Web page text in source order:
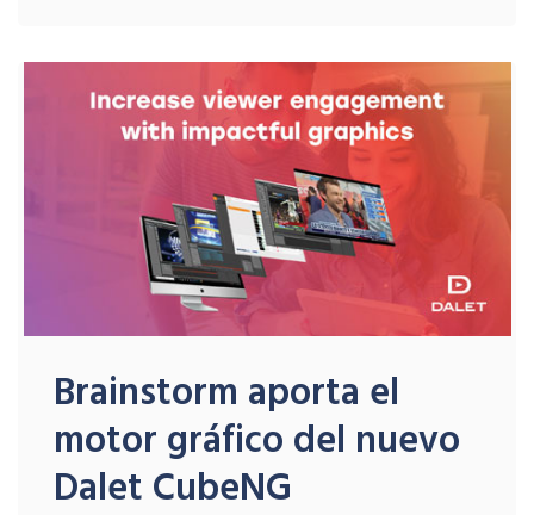
Brainstorm aporta el
motor gráfico del nuevo
Dalet CubeNG